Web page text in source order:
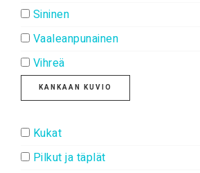
Sininen
Vaaleanpunainen
Vihreä
KANKAAN KUVIO
Kukat
Pilkut ja täplät